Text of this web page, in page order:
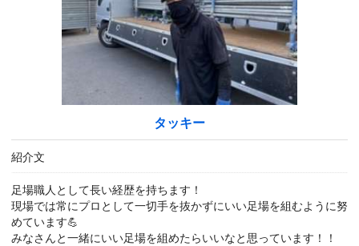
タッキー
紹介文
足場職人として長い経歴を持ちます！
現場では常にプロとして一切手を抜かずにいい足場を組むように努
めています💪
みなさんと一緒にいい足場を組めたらいいなと思っています！！